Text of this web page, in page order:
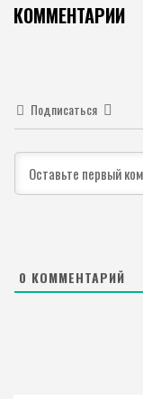
КОММЕНТАРИИ
Подписаться
0 КОММЕНТАРИЙ